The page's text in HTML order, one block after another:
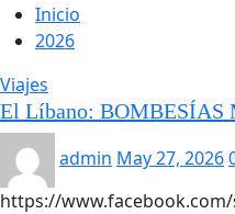
Inicio
2026
Viajes
El Líbano: BOMBESÍAS
admin May 27, 2026
https://